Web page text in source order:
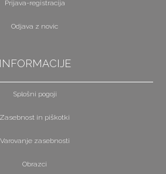
Prijava-registracija
Odjava z novic
INFORMACIJE
Splošni pogoji
Zasebnost in piškotki
Varovanje zasebnosti
Obrazci